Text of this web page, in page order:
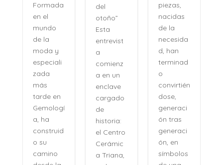
Formada
en el
mundo
de la
moda y
especiali
zada
más
tarde en
Gemologí
a, ha
construid
o su
camino
del
otoño”
Esta
entrevist
a
comienz
a en un
enclave
cargado
de
historia:
el Centro
Cerámic
a Triana,
piezas,
nacidas
de la
necesida
d, han
terminad
o
convirtién
dose,
generaci
ón tras
generaci
ón, en
símbolos